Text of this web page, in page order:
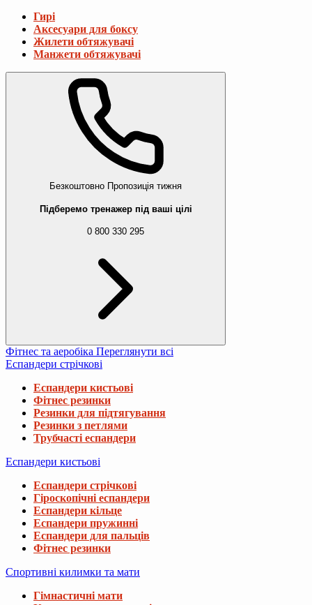
Гирі
Аксесуари для боксу
Жилети обтяжувачі
Манжети обтяжувачі
Безкоштовно Пропозиція тижня
Підберемо тренажер під ваші цілі
0 800 330 295
Фітнес та аеробіка Переглянути всі
Еспандери стрічкові
Еспандери кистьові
Фітнес резинки
Резинки для підтягування
Резинки з петлями
Трубчасті еспандери
Еспандери кистьові
Еспандери стрічкові
Гіроскопічні еспандери
Еспандери кільце
Еспандери пружинні
Еспандери для пальців
Фітнес резинки
Спортивні килимки та мати
Гімнастичні мати